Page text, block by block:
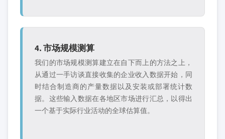
4. 市场规模测算
我们的市场规模测算建立在自下而上的方法之上，
从通过一手访谈直接收集的企业收入数据开始，同
时结合制造商的产量数据以及安装或部署统计数
据。这些输入数据在各地区市场进行汇总，以得出
一个基于实际行业活动的全球估算值。